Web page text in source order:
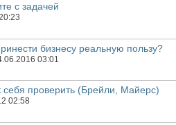
с задачей
бизнесу реальную пользу?
03:01
себя проверить (Брейли, Майерс)
02:58